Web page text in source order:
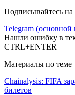
Подписывайтесь
Telegram (основной
Нашли ошибку в
CTRL+ENTER
Материалы по теме
Chainalysis: FIFA
билетов